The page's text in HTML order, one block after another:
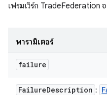
เฟรมเวิร์ก TradeFederation
พารามิเตอร์
failure
FailureDescription :